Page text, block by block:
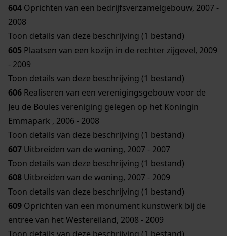
604 Oprichten van een bedrijfsverzamelgebouw, 2007 -
2008
Toon details van deze beschrijving (1 bestand)
605 Plaatsen van een kozijn in de rechter zijgevel, 2009
- 2009
Toon details van deze beschrijving (1 bestand)
606 Realiseren van een verenigingsgebouw voor de
Jeu de Boules vereniging gelegen op het Koningin
Emmapark , 2006 - 2008
Toon details van deze beschrijving (1 bestand)
607 Uitbreiden van de woning, 2007 - 2007
Toon details van deze beschrijving (1 bestand)
608 Uitbreiden van de woning, 2007 - 2009
Toon details van deze beschrijving (1 bestand)
609 Oprichten van een monument kunstwerk bij de
entree van het Westereiland, 2008 - 2009